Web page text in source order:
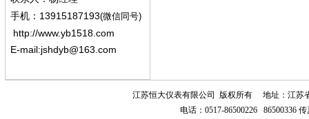
手机 ： 13915187193(微信同号)
http://www.yb1518.com
E-mail:jshdyb@163.com
江苏恒大仪表有限公司 版权所有
地址：江苏
电话： 0517-86500226 86500336 传